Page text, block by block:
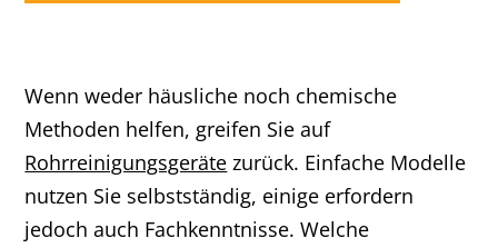
Wenn weder häusliche noch chemische
Methoden helfen, greifen Sie auf
Rohrreinigungsgeräte zurück. Einfache Modelle
nutzen Sie selbstständig, einige erfordern
jedoch auch Fachkenntnisse. Welche